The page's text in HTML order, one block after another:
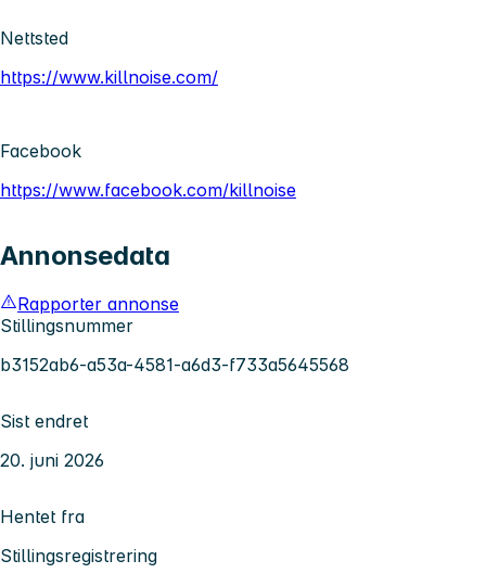
Nettsted
https://www.killnoise.com/
Facebook
https://www.facebook.com/killnoise
Annonsedata
Rapporter annonse
Stillingsnummer
b3152ab6-a53a-4581-a6d3-f733a5645568
Sist endret
20. juni 2026
Hentet fra
Stillingsregistrering